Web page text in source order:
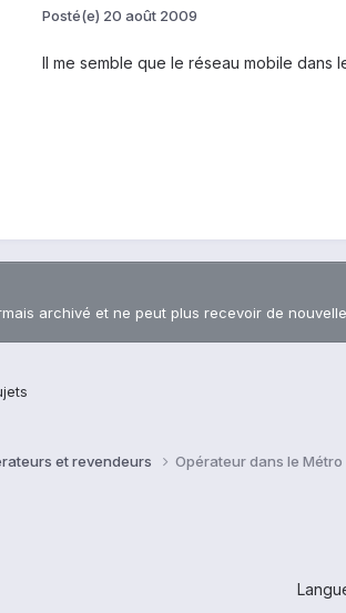
Posté(e) 20 août 2009
Il me semble que le réseau mobile dans
archivé et ne peut plus recevoir de
et revendeurs Opérateur dans le